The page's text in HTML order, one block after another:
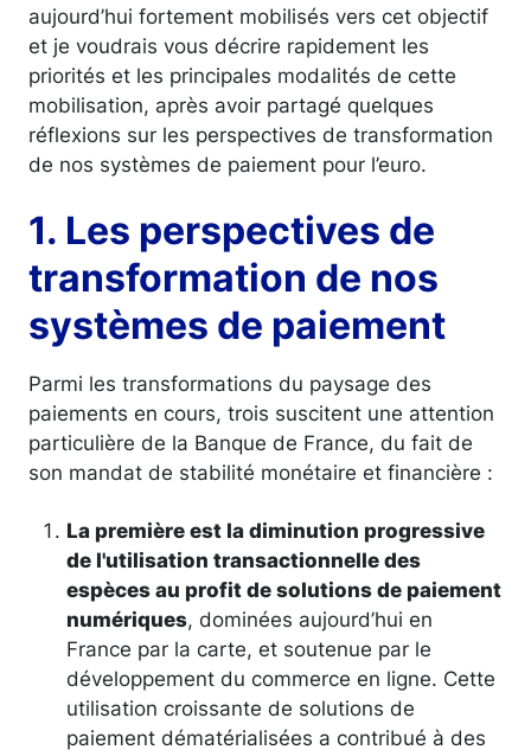
aujourd’hui fortement mobilisés vers cet objectif
et je voudrais vous décrire rapidement les
priorités et les principales modalités de cette
mobilisation, après avoir partagé quelques
réflexions sur les perspectives de transformation
de nos systèmes de paiement pour l’euro.
1. Les perspectives de
transformation de nos
systèmes de paiement
Parmi les transformations du paysage des
paiements en cours, trois suscitent une attention
particulière de la Banque de France, du fait de
son mandat de stabilité monétaire et financière :
La première est la diminution progressive
de l'utilisation transactionnelle des
espèces au profit de solutions de paiement
numériques, dominées aujourd’hui en
France par la carte, et soutenue par le
développement du commerce en ligne. Cette
utilisation croissante de solutions de
paiement dématérialisées a contribué à des